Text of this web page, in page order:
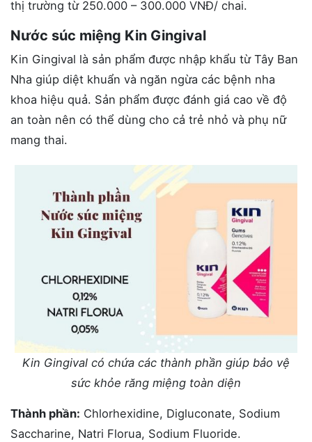
thị trường từ 250.000 – 300.000 VNĐ/ chai.
Nước súc miệng Kin Gingival
Kin Gingival là sản phẩm được nhập khẩu từ Tây Ban
Nha giúp diệt khuẩn và ngăn ngừa các bệnh nha
khoa hiệu quả. Sản phẩm được đánh giá cao về độ
an toàn nên có thể dùng cho cả trẻ nhỏ và phụ nữ
mang thai.
Kin Gingival có chứa các thành phần giúp bảo vệ
sức khỏe răng miệng toàn diện
Thành phần: Chlorhexidine, Digluconate, Sodium
Saccharine, Natri Florua, Sodium Fluoride.